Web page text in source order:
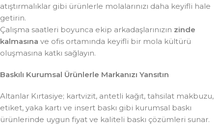
atıştırmalıklar gibi ürünlerle molalarınızı daha keyifli hale
getirin.
Çalışma saatleri boyunca ekip arkadaşlarınızın zinde
kalmasına ve ofis ortamında keyifli bir mola kültürü
oluşmasına katkı sağlayın.
Baskılı Kurumsal Ürünlerle Markanızı Yansıtın
Altanlar Kırtasiye; kartvizit, antetli kağıt, tahsilat makbuzu,
etiket, yaka kartı ve insert baskı gibi kurumsal baskı
ürünlerinde uygun fiyat ve kaliteli baskı çözümleri sunar.